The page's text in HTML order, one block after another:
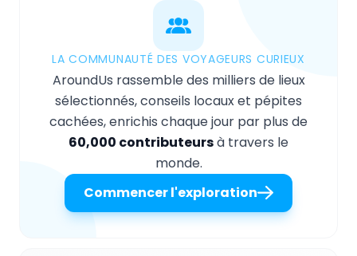
LA COMMUNAUTÉ DES VOYAGEURS CURIEUX
AroundUs rassemble des milliers de lieux
sélectionnés, conseils locaux et pépites
cachées, enrichis chaque jour par plus de
60,000 contributeursà travers le
monde.
Commencer l'exploration